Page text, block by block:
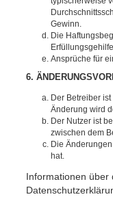
Gewinn.
Die
Ansprüche für
6.
Der Betreiber
Änderung wird
Der Nutzer ist
zwischen dem
Die
hat.
Informationen über